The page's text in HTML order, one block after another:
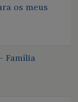
os meus
Família